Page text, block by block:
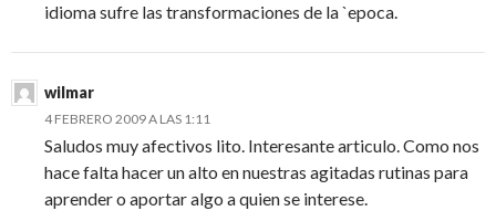
idioma sufre las transformaciones de la `epoca.
wilmar
4 FEBRERO 2009 A LAS 1:11
Saludos muy afectivos lito. Interesante articulo. Como nos
hace falta hacer un alto en nuestras agitadas rutinas para
aprender o aportar algo a quien se interese.